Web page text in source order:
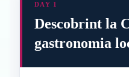
DAY 1
Descobrint la
gastronomia